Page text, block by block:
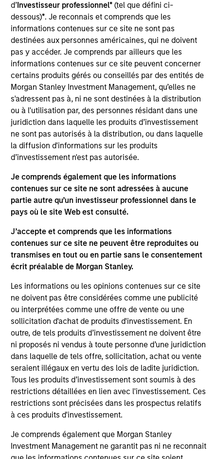
d’Investisseur professionnel*(tel que défini ci-
dessous)*. Je reconnais et comprends que les
informations contenues sur ce site ne sont pas
destinées aux personnes américaines, qui ne doivent
pas y accéder. Je comprends par ailleurs que les
informations contenues sur ce site peuvent concerner
certains produits gérés ou conseillés par des entités de
Morgan Stanley Investment Management, qu’elles ne
s'adressent pas à, ni ne sont destinées à la distribution
ou à l'utilisation par, des personnes résidant dans une
juridiction dans laquelle les produits d’investissement
ne sont pas autorisés à la distribution, ou dans laquelle
la diffusion d'informations sur les produits
d’investissement n'est pas autorisée.
Je comprends également que les informations
contenues sur ce site ne sont adressées à aucune
partie autre qu’un investisseur professionnel dans le
pays où le site Web est consulté.
J’accepte et comprends que les informations
contenues sur ce site ne peuvent être reproduites ou
transmises en tout ou en partie sans le consentement
écrit préalable de Morgan Stanley.
Les informations ou les opinions contenues sur ce site
ne doivent pas être considérées comme une publicité
ou interprétées comme une offre de vente ou une
sollicitation d'achat de produits d'investissement. En
outre, de tels produits d’investissement ne doivent être
ni proposés ni vendus à toute personne d’une juridiction
dans laquelle de tels offre, sollicitation, achat ou vente
seraient illégaux en vertu des lois de ladite juridiction.
Tous les produits d’investissement sont soumis à des
restrictions détaillées en lien avec l'investissement. Ces
restrictions sont précisées dans les prospectus relatifs
à ces produits d'investissement.
Je comprends également que Morgan Stanley
Investment Management ne garantit pas ni ne reconnait
Bob is the liquidity strategist for Morgan Stanley’s
Global Liquidity business. He joined Morgan Stanley
in 2015 and has 36 years of industry experience.
Prior to joining the firm, Bob was a senior portfolio
manager at Goldman Sachs Asset Management
where he managed short duration fixed income
strategies on behalf of multinational corporations,
central banks, and insurance companies. He began
his career at J.P. Morgan and served in a variety of
roles including management reporting, pension
payment processing, and managing a team
responsible for portfolio performance measurement
and analytics reporting. Bob received a B.S in
and an M.B.A. in finance from the University of
Connecticut.
May not represent all Team Members.
The information on this page is for informational
purposes only. The information contained herein does
not constitute and should not be construed as an
offering of advisory services or an offer to sell or a
solicitation of an offer to buy any securities in any
jurisdiction in which such offer or solicitation,
purchase or sale would be unlawful under the
securities, insurance or other laws of such jurisdiction.
All investing involves risks, including a loss of principal.
Please refer to the strategy detail page for important
information on the strategy, including additional risk
considerations.